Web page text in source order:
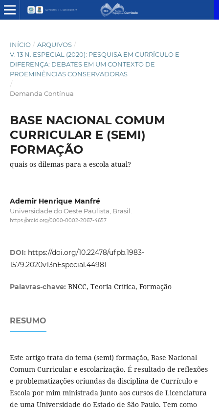
INÍCIO / ARQUIVOS /
V. 13 N. ESPECIAL (2020): PESQUISA EM CURRÍCULO E
DIFERENÇA: DEBATES EM UM CONTEXTO DE
PROEMINÊNCIAS CONSERVADORAS
/
Demanda Contínua
BASE NACIONAL COMUM
CURRICULAR E (SEMI)
FORMAÇÃO
quais os dilemas para a escola atual?
Ademir Henrique Manfré
Universidade do Oeste Paulista, Brasil.
https://orcid.org/0000-0002-2067-4657
DOI: https://doi.org/10.22478/ufpb.1983-
1579.2020v13nEspecial.44981
Palavras-chave: BNCC, Teoria Crítica, Formação
RESUMO
Este artigo trata do tema (semi) formação, Base Nacional
Comum Curricular e escolarização. É resultado de reflexões
e problematizações oriundas da disciplina de Currículo e
Escola por mim ministrada junto aos cursos de Licenciatura
de uma Universidade do Estado de São Paulo. Tem como